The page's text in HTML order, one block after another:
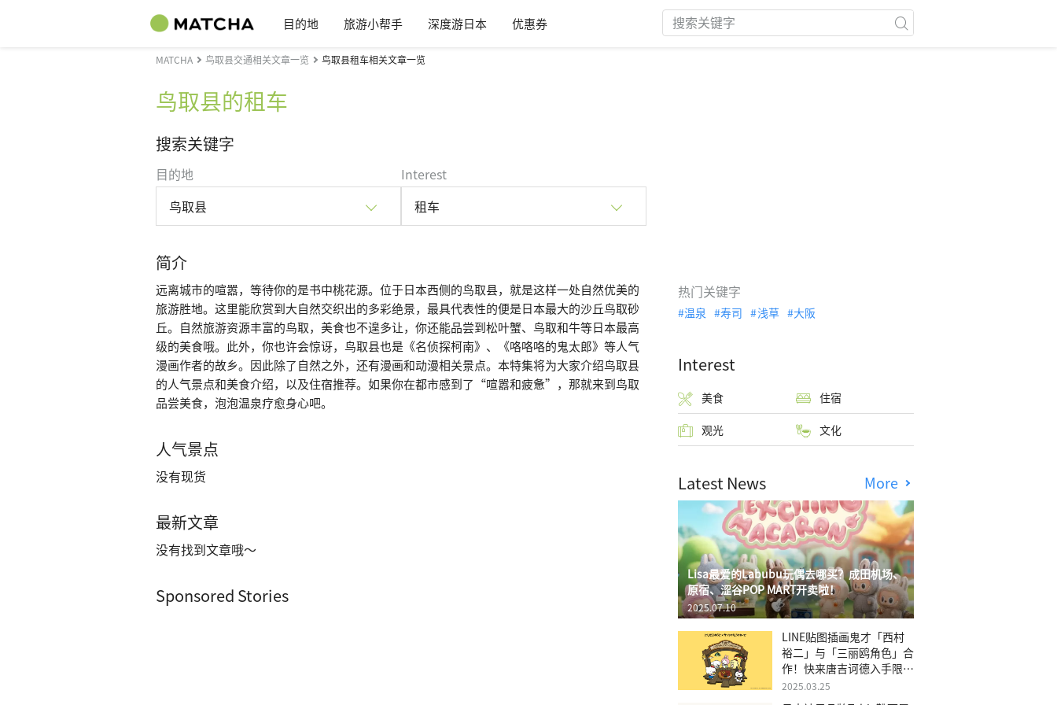
目的地 旅游小帮手 深度游日本 优惠券
MATCHA 鸟取县交通相关文章一览 鸟取县租车相关文章一览
鸟取县的租车
搜索关键字
目的地
鸟取县
Interest
租车
简介
远离城市的喧嚣，等待你的是书中桃花源。位于日本西侧的鸟取县，就是这样一处自然优美的
旅游胜地。这里能欣赏到大自然交织出的多彩绝景，最具代表性的便是日本最大的沙丘鸟取砂
丘。自然旅游资源丰富的鸟取，美食也不遑多让，你还能品尝到松叶蟹、鸟取和牛等日本最高
级的美食哦。此外，你也许会惊讶，鸟取县也是《名侦探柯南》、《咯咯咯的鬼太郎》等人气
漫画作者的故乡。因此除了自然之外，还有漫画和动漫相关景点。本特集将为大家介绍鸟取县
的人气景点和美食介绍，以及住宿推荐。如果你在都市感到了“喧嚣和疲惫”，那就来到鸟取
品尝美食，泡泡温泉疗愈身心吧。
人气景点
没有现货
最新文章
没有找到文章哦～
Sponsored Stories
热门关键字
温泉 寿司 浅草 大阪
Interest
美食 住宿
观光 文化
Latest News More
Lisa最爱的Labubu玩偶去哪买？成田机场、
原宿、涩谷POP MART开卖啦！
2025.07.10
LINE贴图插画鬼才「西村
裕二」与「三丽鸥角色」合
作！快来唐吉诃德入手限量
商品
2025.03.25